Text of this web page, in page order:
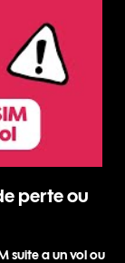
perte ou
suite a un vol ou